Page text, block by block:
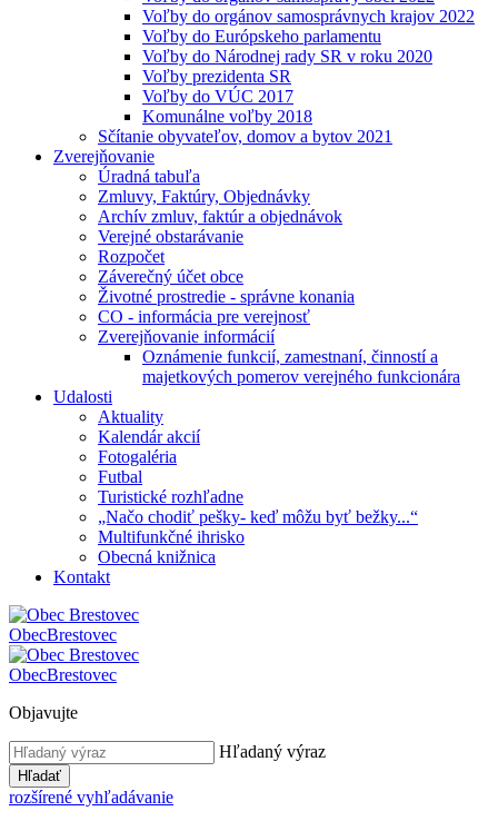
Voľby do orgánov samosprávnych krajov 2022
Voľby do Európskeho parlamentu
Voľby do Národnej rady SR v roku 2020
Voľby prezidenta SR
Voľby do VÚC 2017
Komunálne voľby 2018
Sčítanie obyvateľov, domov a bytov 2021
Zverejňovanie
Úradná tabuľa
Zmluvy, Faktúry, Objednávky
Archív zmluv, faktúr a objednávok
Verejné obstarávanie
Rozpočet
Záverečný účet obce
Životné prostredie - správne konania
CO - informácia pre verejnosť
Zverejňovanie informácií
Oznámenie funkcií, zamestnaní, činností a
majetkových pomerov verejného funkcionára
Udalosti
Aktuality
Kalendár akcií
Fotogaléria
Futbal
Turistické rozhľadne
„Načo chodiť pešky- keď môžu byť bežky...“
Multifunkčné ihrisko
Obecná knižnica
Kontakt
ObecBrestovec
ObecBrestovec
Objavujte
Hľadaný výraz
Hľadať
rozšírené vyhľadávanie